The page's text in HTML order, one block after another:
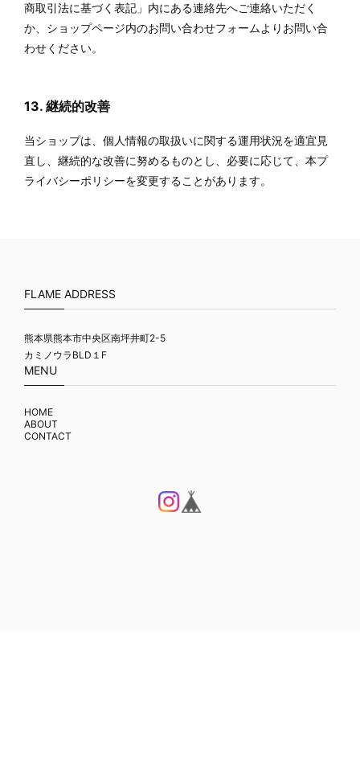
商取引法に基づく表記」内にある連絡先へご連絡いただく
か、ショップページ内のお問い合わせフォームよりお問い合
わせください。
13. 継続的改善
当ショップは、個人情報の取扱いに関する運用状況を適宜見
直し、継続的な改善に努めるものとし、必要に応じて、本プ
ライバシーポリシーを変更することがあります。
FLAME ADDRESS
熊本県熊本市中央区南坪井町2-5
カミノウラBLD１F
MENU
HOME
ABOUT
CONTACT